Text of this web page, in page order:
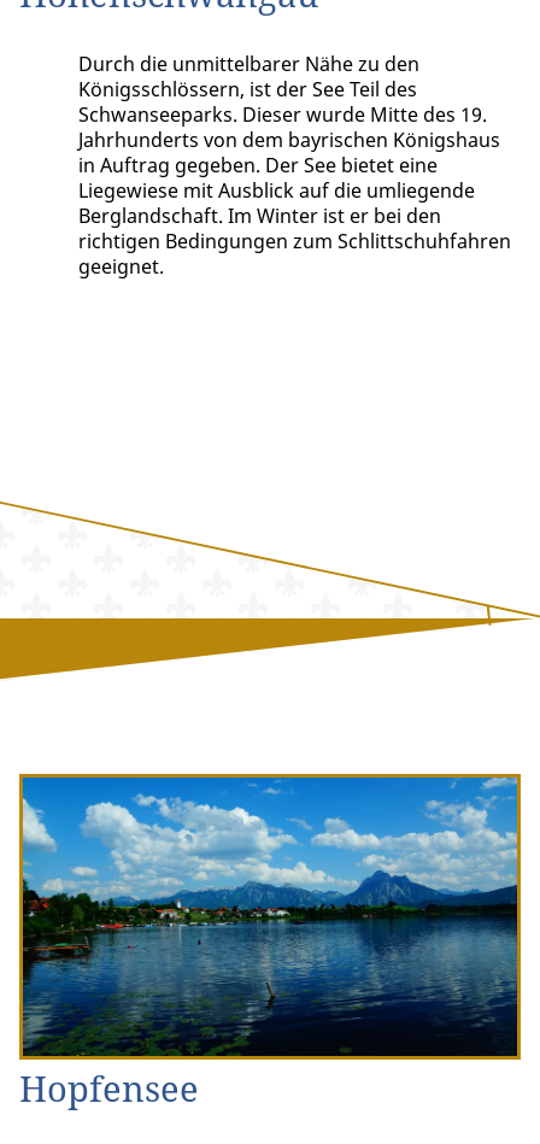
Durch die unmittelbarer Nähe zu den
Königsschlössern, ist der See Teil des
Schwanseeparks. Dieser wurde Mitte des 19.
Jahrhunderts von dem bayrischen Königshaus
in Auftrag gegeben. Der See bietet eine
Liegewiese mit Ausblick auf die umliegende
Berglandschaft. Im Winter ist er bei den
richtigen Bedingungen zum Schlittschuhfahren
geeignet.
Hopfensee